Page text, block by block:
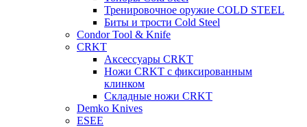
Тренировочное оружие COLD STEEL
Биты и трости Cold Steel
Condor Tool & Knife
CRKT
Аксессуары CRKT
Ножи CRKT с фиксированным
клинком
Складные ножи CRKT
Demko Knives
ESEE